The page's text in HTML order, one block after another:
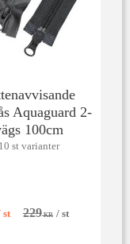
Aquaguard 2-
100cm
10 st varianter
st 229KR / st